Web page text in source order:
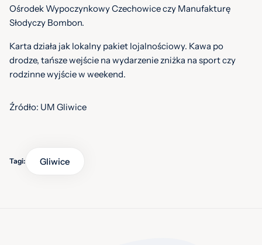
Ośrodek Wypoczynkowy Czechowice czy Manufakturę
Słodyczy Bombon.
Karta działa jak lokalny pakiet lojalnościowy. Kawa po
drodze, tańsze wejście na wydarzenie zniżka na sport czy
rodzinne wyjście w weekend.
Źródło: UM Gliwice
Tagi: Gliwice